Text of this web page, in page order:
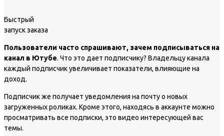
Быстрый
запуск заказа
Пользователи часто спрашивают, зачем подписываться на
канал в Ютубе. Что это дает подписчику? Владельцу канала
каждый подписчик увеличивает показатели, влияющие на
доход.
Подписчик же получает уведомления на почту о новых
загруженных роликах. Кроме этого, находясь в аккаунте можно
просматривать все подписки, это видео интересующей вас
темы.